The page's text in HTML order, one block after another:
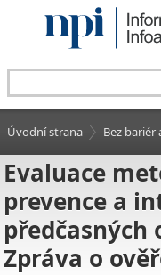
Úvodní strana Bez bariér
Evaluace
prevence a
předčasných
Zpráva o